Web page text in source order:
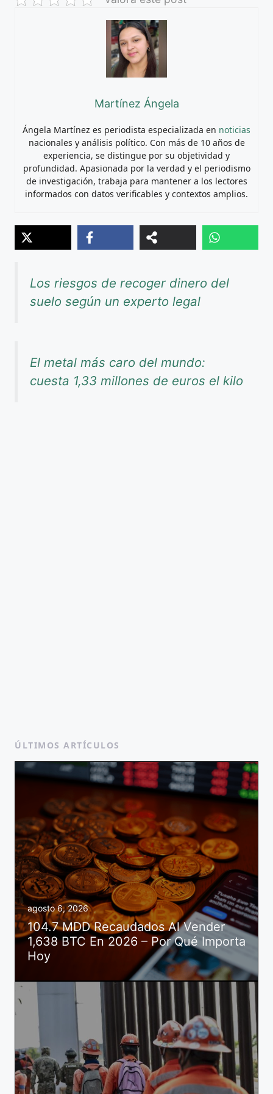
Martínez Ángela
Ángela Martínez es periodista especializada en noticias
nacionales y análisis político. Con más de 10 años de
experiencia, se distingue por su objetividad y
profundidad. Apasionada por la verdad y el periodismo
de investigación, trabaja para mantener a los lectores
informados con datos verificables y contextos amplios.
Los riesgos de recoger dinero del
suelo según un experto legal
El metal más caro del mundo:
cuesta 1,33 millones de euros el kilo
ÚLTIMOS ARTÍCULOS
agosto 6, 2026
104.7 MDD Recaudados Al Vender
1,638 BTC En 2026 – Por Qué Importa
Hoy